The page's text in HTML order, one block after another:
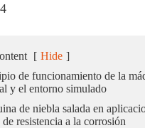
[ Hide ]
de funcionamiento de la
y el entorno simulado
de niebla salada en
resistencia a la corrosión